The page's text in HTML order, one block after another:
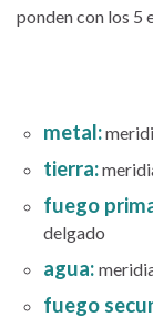
ponden con los 5
metal:
tierra:
fuego
delgado
agua:
fuego